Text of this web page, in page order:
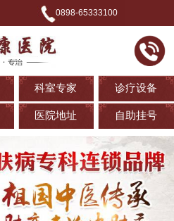
0898-65333100
科室专家 诊疗设备
医院地址 自助挂号